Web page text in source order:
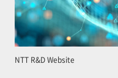
NTT R&D Website